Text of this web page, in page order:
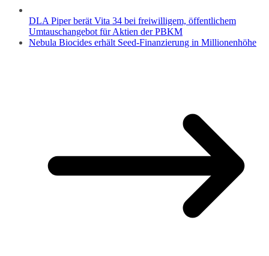
DLA Piper berät Vita 34 bei freiwilligem, öffentlichem
Umtauschangebot für Aktien der PBKM
Nebula Biocides erhält Seed-Finanzierung in Millionenhöhe